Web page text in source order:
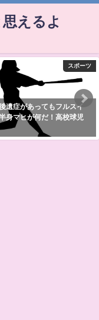
えるよ
スポーツ
遺症があってもフルスイ
身マヒが何だ！高校球児